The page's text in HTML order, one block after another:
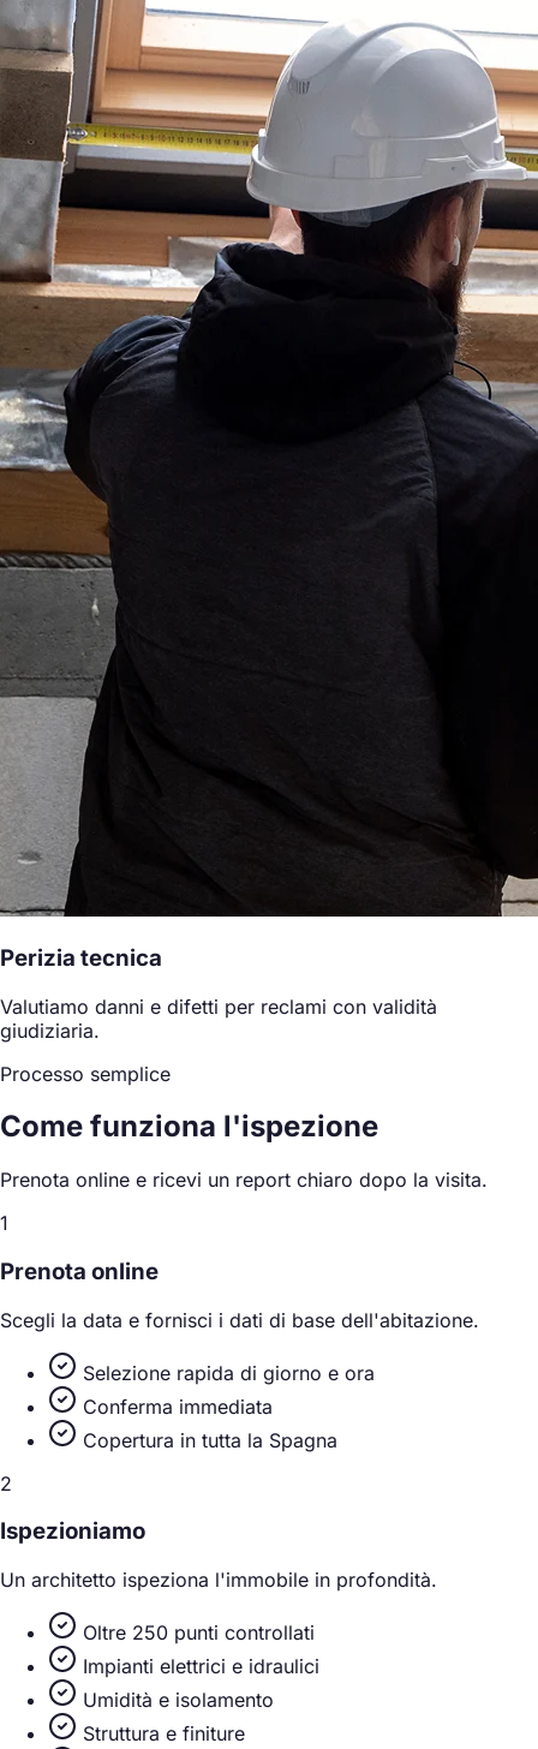
Perizia tecnica
Valutiamo danni e difetti per reclami con validità
giudiziaria.
Processo semplice
Come funziona l'ispezione
Prenota online e ricevi un report chiaro dopo la visita.
1
Prenota online
Scegli la data e fornisci i dati di base dell'abitazione.
Selezione rapida di giorno e ora
Conferma immediata
Copertura in tutta la Spagna
2
Ispezioniamo
Un architetto ispeziona l'immobile in profondità.
Oltre 250 punti controllati
Impianti elettrici e idraulici
Umidità e isolamento
Struttura e finiture